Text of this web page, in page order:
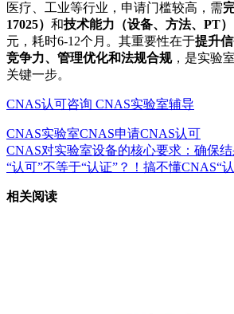
医疗、工业等行业，申请门槛较高，需
17025） 和技术能力（设备、方法、PT）
元，耗时6-12个月。其重要性在于提升
竞争力、管理优化和法规合规，是实验
关键一步。
CNAS认可咨询 CNAS实验室辅导
CNAS实验室CNAS申请CNAS认可
CNAS对实验室设备的核心要求：确保
“认可”不等于“认证”？！搞不懂CNAS“
相关阅读